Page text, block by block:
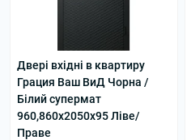
Двері вхідні в квартиру
Грация Ваш ВиД Чорна /
Білий супермат
960,860х2050х95 Ліве/
Праве